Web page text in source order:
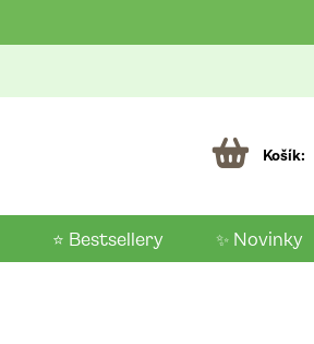
⭐ Bestsellery ✨ Novinky